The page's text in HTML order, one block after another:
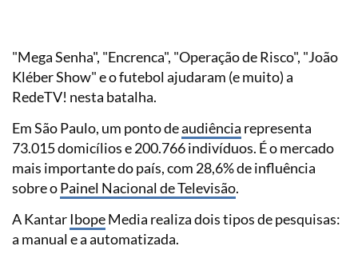
"Mega Senha", "Encrenca", "Operação de Risco", "João
Kléber Show" e o futebol ajudaram (e muito) a
RedeTV! nesta batalha.
Em São Paulo, um ponto deaudiência representa
73.015 domicílios e 200.766 indivíduos. É o mercado
mais importante do país, com 28,6% de influência
sobre oPainel Nacional de Televisão.
A KantarIbopeMedia realiza dois tipos de pesquisas:
a manual e a automatizada.